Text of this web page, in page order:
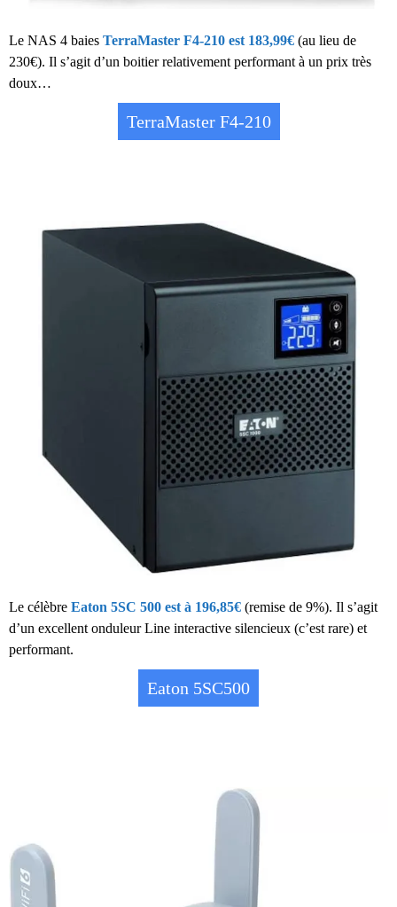
Le NAS 4 baies TerraMaster F4-210 est 183,99€ (au lieu de
230€). Il s’agit d’un boitier relativement performant à un prix très
doux…
TerraMaster F4-210
Le célèbre Eaton 5SC 500 est à 196,85€ (remise de 9%). Il s’agit
d’un excellent onduleur Line interactive silencieux (c’est rare) et
performant.
Eaton 5SC500